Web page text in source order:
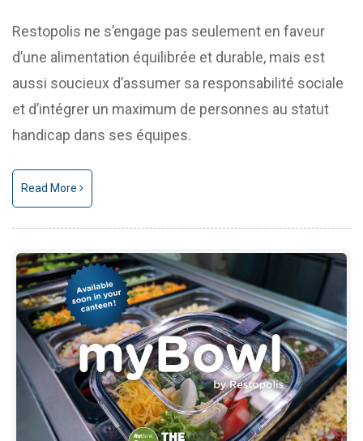
Restopolis ne s’engage pas seulement en faveur
d’une alimentation équilibrée et durable, mais est
aussi soucieux d’assumer sa responsabilité sociale
et d’intégrer un maximum de personnes au statut
handicap dans ses équipes.
Read More